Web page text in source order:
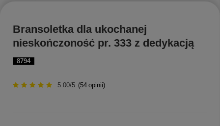
8794
Bransoletka dla ukochanej
nieskończoność pr. 333 z dedykacją
5.00/5 (54 opinii)